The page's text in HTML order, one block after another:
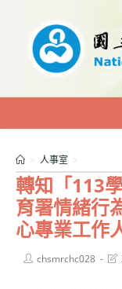
內
轉知「113
育署情緒行
心專業工作
> 人事室 >
Postchsmrchc028